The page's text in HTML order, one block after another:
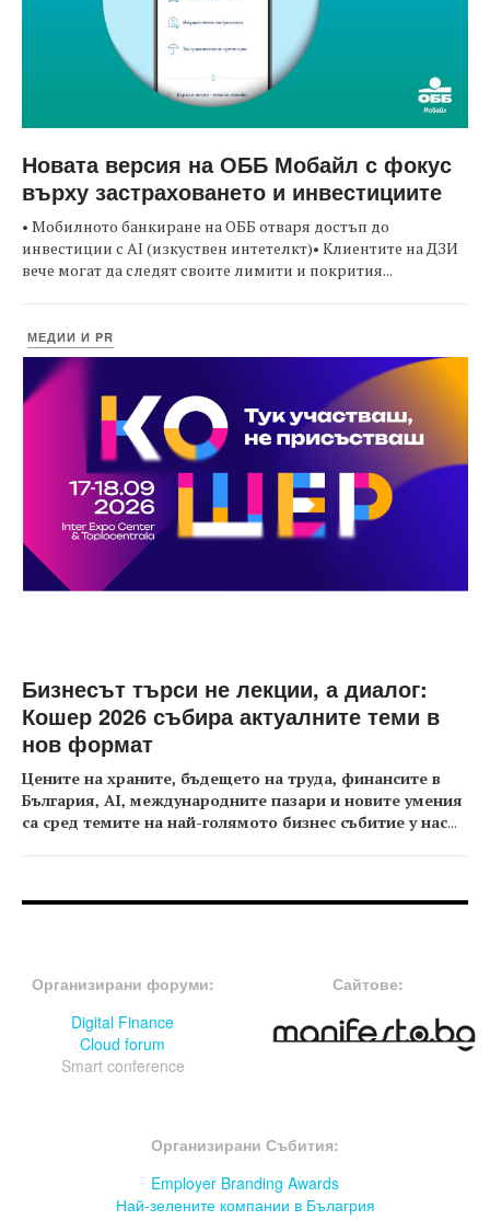
Новата версия на ОББ Мобайл с фокус
върху застраховането и инвестициите
• Мобилното банкиране на ОББ отваря достъп до
инвестиции с AI (изкуствен интетелкт)• Клиентите на ДЗИ
вече могат да следят своите лимити и покрития...
МЕДИИ И PR
Бизнесът търси не лекции, а диалог:
Кошер 2026 събира актуалните теми в
нов формат
Цените на храните, бъдещето на труда, финансите в
България, AI, международните пазари и новите умения
са сред темите на най-голямото бизнес събитие у нас...
Организирани форуми:
Digital Finance
Cloud forum
Smart conference
Сайтове:
Организирани Събития:
Employer Branding Awards
Най-зелените компании в Бълагрия